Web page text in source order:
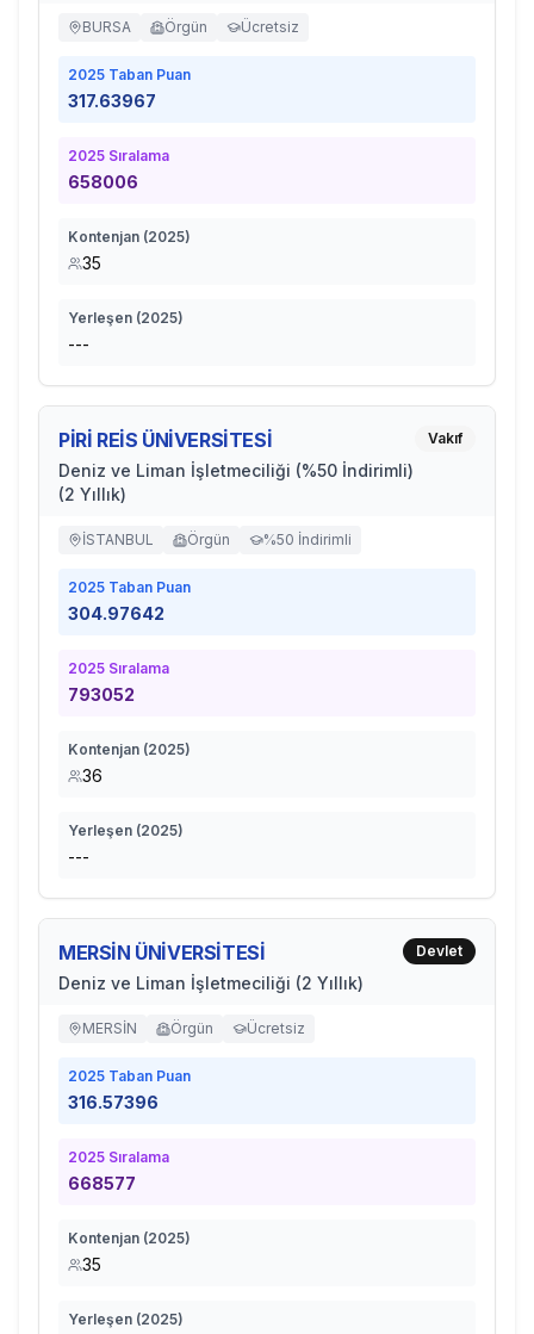
BURSA Örgün Ücretsiz
2025 Taban Puan
317.63967
2025 Sıralama
658006
Kontenjan (2025)
35
Yerleşen (2025)
---
PİRİ REİS ÜNİVERSİTESİ
Deniz ve Liman İşletmeciliği (%50 İndirimli)
(2 Yıllık)
Vakıf
İSTANBUL Örgün %50 İndirimli
2025 Taban Puan
304.97642
2025 Sıralama
793052
Kontenjan (2025)
36
Yerleşen (2025)
---
MERSİN ÜNİVERSİTESİ
Deniz ve Liman İşletmeciliği (2 Yıllık)
Devlet
MERSİN Örgün Ücretsiz
2025 Taban Puan
316.57396
2025 Sıralama
668577
Kontenjan (2025)
35
Yerleşen (2025)